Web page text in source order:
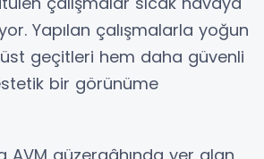
Yapılan çalışmalarla yoğun
geçitleri hem daha güvenli
bir görünüme